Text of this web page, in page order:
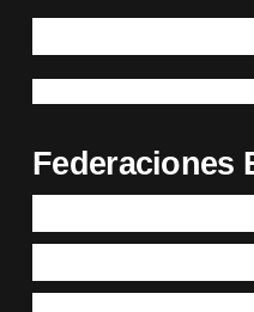
Federaciones